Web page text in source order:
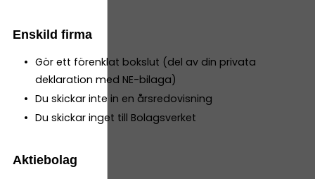
Enskild firma
Gör ett förenklat bokslut (del av din privata
deklaration med NE-bilaga)
Du skickar inte in en årsredovisning
Du skickar inget till Bolagsverket
Aktiebolag